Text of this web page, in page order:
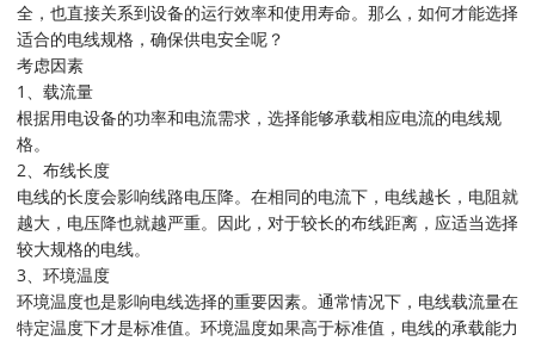
全，也直接关系到设备的运行效率和使用寿命。那么，如何才能选择
适合的电线规格，确保供电安全呢？
考虑因素
1、载流量
根据用电设备的功率和电流需求，选择能够承载相应电流的电线规
格。
2、布线长度
电线的长度会影响线路电压降。在相同的电流下，电线越长，电阻就
越大，电压降也就越严重。因此，对于较长的布线距离，应适当选择
较大规格的电线。
3、环境温度
环境温度也是影响电线选择的重要因素。通常情况下，电线载流量在
特定温度下才是标准值。环境温度如果高于标准值，电线的承载能力